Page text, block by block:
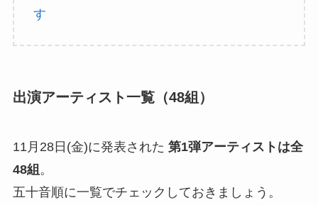
す
出演アーティスト一覧（48組）
11月28日(金)に発表された 第1弾アーティストは全
48組 。
五十音順に一覧でチェックしておきましょう。